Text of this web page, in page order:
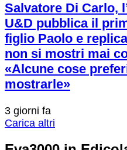
Salvatore Di Carlo,
U&D pubblica il
figlio Paolo e
non si mostri mai
«Alcune cose
mostrarle»
3 giorni fa
Carica altri